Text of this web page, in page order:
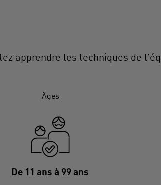
apprendre les techniques de
Âges
De 11 ans à 99 ans